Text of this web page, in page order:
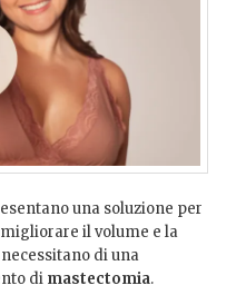
una soluzione per
il volume e la
di una
di mastectomia.